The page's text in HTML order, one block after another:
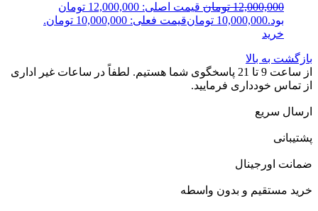
12,000,000 تومان
قیمت اصلی: 12,000,000 تومان
بود.10,000,000 تومانقیمت فعلی: 10,000,000 تومان.
خرید
بازگشت به بالا
از ساعت 9 تا 21 پاسخگوی شما هستیم. لطفاً در ساعات غیر اداری
از تماس خودداری فرمایید.
ارسال سریع
پشتیبانی
ضمانت اورجینال
خرید مستقیم و بدون واسطه